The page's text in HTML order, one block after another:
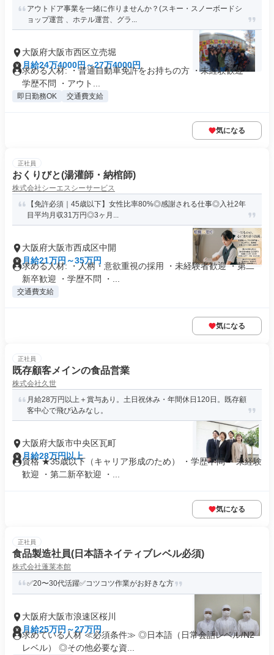
アウトドア事業を一緒に作りませんか？(スキー・スノーボードシ
ョップ運営 、ホテル運営、グラ...
大阪府大阪市西区立売堀
月給24万4000円～27万4000円
求める人材: ・普通自動車免許をお持ちの方 ・未経験歓迎 ・
学歴不問 ・アウト...
即日勤務OK 交通費支給
気になる
正社員
おくりびと(湯灌師・納棺師)
株式会社シーエスシーサービス
【免許必須｜45歳以下】女性比率80%◎感謝される仕事◎入社2年
目平均月収31万円◎3ヶ月...
大阪府大阪市西成区中開
月給21万円～35万円
求める人材: ・人柄・意欲重視の採用 ・未経験者歓迎 ・第二
新卒歓迎 ・学歴不問 ・...
交通費支給
気になる
正社員
既存顧客メインの食品営業
株式会社久世
月給28万円以上＋賞与あり。土日祝休み・年間休日120日。既存顧
客中心で飛び込みなし。
大阪府大阪市中央区瓦町
月給28万円以上
資格 ★35歳以下（キャリア形成のため） ・学歴不問 ・未経験
歓迎 ・第二新卒歓迎 ・...
気になる
正社員
食品製造社員(日本語ネイティブレベル必須)
株式会社蓬莱本館
✅20〜30代活躍✅コツコツ作業がお好きな方
大阪府大阪市浪速区桜川
月給25万円～27万円
求めている人材 ≪必須条件≫ ◎日本語（日常会話レベル/N2
レベル） ◎その他必要な資...